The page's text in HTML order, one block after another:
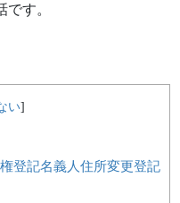
す。
い]
登記名義人住所変更登記